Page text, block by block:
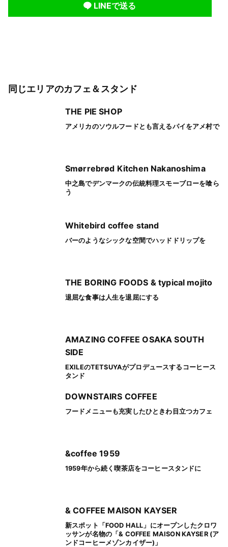
LINEで送る
同じエリアのカフェ＆スタンド
THE PIE SHOP
アメリカのソウルフードとも言えるパイをアメ村で
Smørrebrød Kitchen Nakanoshima
中之島でデンマークの伝統料理スモーブローを喰ら
う
Whitebird coffee stand
バーのようなシックな空間でハッドドリップを
THE BORING FOODS & typical mojito
退屈な食事は人生を退屈にする
AMAZING COFFEE OSAKA SOUTH
SIDE
EXILEのTETSUYAがプロデュースするコーヒース
タンド
DOWNSTAIRS COFFEE
フードメニューも充実したひときわ目立つカフェ
&coffee 1959
1959年から続く喫茶店をコーヒースタンドに
& COFFEE MAISON KAYSER
新スポット「FOOD HALL」にオープンしたクロワ
ッサンが名物の「& COFFEE MAISON KAYSER (ア
ンドコーヒーメゾンカイザー)」